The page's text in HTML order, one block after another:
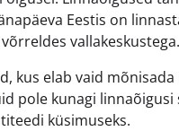
Eestis on
vallakeskustega.
kus elab vaid
pole kunagi
küsimuseks.